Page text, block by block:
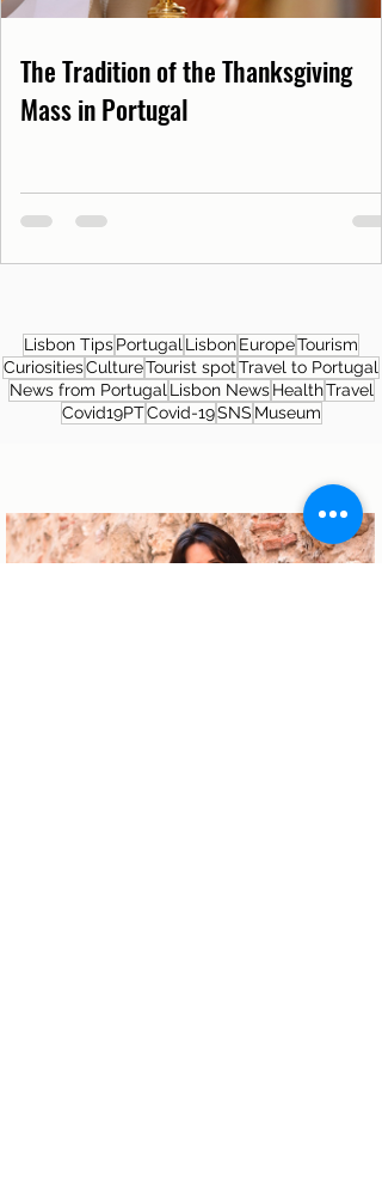
The Tradition of the Thanksgiving
Mass in Portugal
Lisbon TipsPortugal LisbonEuropeTourism
CuriositiesCultureTourist spotTravel to Portugal
News from Portugal Lisbon News HealthTravel
Covid19PTCovid-19SNS Museum